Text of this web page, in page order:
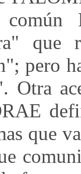
que
pero
Otra
que